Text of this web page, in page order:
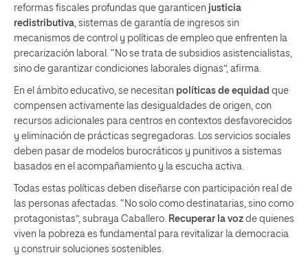
reformas fiscales profundas que garanticen justicia
redistributiva , sistemas de garantía de ingresos sin
mecanismos de control y políticas de empleo que enfrenten la
precarización laboral. “No se trata de subsidios asistencialistas,
sino de garantizar condiciones laborales dignas”, afirma.
En el ámbito educativo, se necesitan políticas de equidad que
compensen activamente las desigualdades de origen, con
recursos adicionales para centros en contextos desfavorecidos
y eliminación de prácticas segregadoras. Los servicios sociales
deben pasar de modelos burocráticos y punitivos a sistemas
basados en el acompañamiento y la escucha activa.
Todas estas políticas deben diseñarse con participación real de
las personas afectadas. “No solo como destinatarias, sino como
protagonistas”, subraya Caballero. Recuperar la voz de quienes
viven la pobreza es fundamental para revitalizar la democracia
y construir soluciones sostenibles.